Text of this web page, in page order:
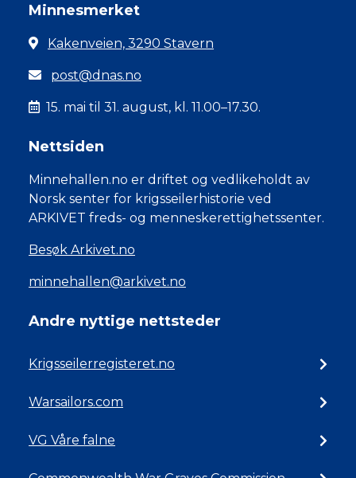
Minnesmerket
Kakenveien, 3290 Stavern
post@dnas.no
15. mai til 31. august, kl. 11.00–17.30.
Nettsiden
Minnehallen.no er driftet og vedlikeholdt av
Norsk senter for krigsseilerhistorie ved
ARKIVET freds- og menneskerettighetssenter.
Besøk Arkivet.no
minnehallen@arkivet.no
Andre nyttige nettsteder
Krigsseilerregisteret.no
Warsailors.com
VG Våre falne